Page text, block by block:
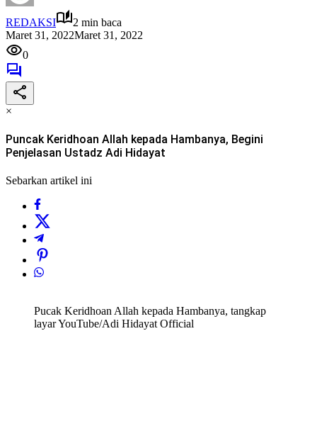
REDAKSI
2 min baca
Maret 31, 2022Maret 31, 2022
0
×
Puncak Keridhoan Allah kepada Hambanya, Begini
Penjelasan Ustadz Adi Hidayat
Sebarkan artikel ini
Pucak Keridhoan Allah kepada Hambanya, tangkap
layar YouTube/Adi Hidayat Official